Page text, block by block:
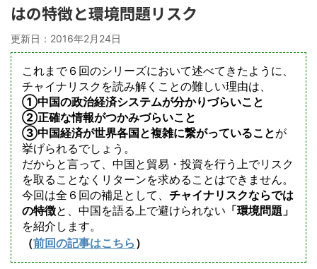
はの特徴と環境問題リスク
更新日： 2016年2月24日
これまで６回のシリーズにおいて述べてきたように、
チャイナリスクを読み解くことの難しい理由は、
①中国の政治経済システムが分かりづらいこと
②正確な情報がつかみづらいこと
③中国経済が世界各国と複雑に繋がっていることが
挙げられるでしょう。
だからと言って、中国と貿易・投資を行う上でリスク
を取ることなくリターンを求めることはできません。
今回は全６回の補足として、 チャイナリスクならでは
の特徴と、中国を語る上で避けられない 「環境問題」
を紹介します。
（前回の記事はこちら ）